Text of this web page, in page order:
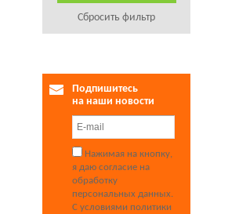
Сбросить фильтр
Подпишитесь
на наши новости
Нажимая на кнопку,
я даю согласие на
обработку
персональных данных.
С условиями политики